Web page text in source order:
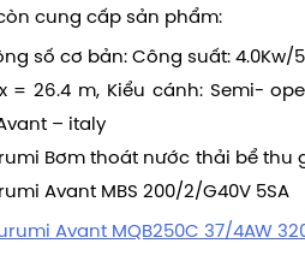
cung cấp sản phẩm:
số cơ bản: Công suất: 4.0Kw/
= 26.4 m, Kiểu cánh: Semi-
– italy
Bơm thoát nước thải bể thu
Avant MBS 200/2/G40V 5SA
Avant MQB250C 37/4AW